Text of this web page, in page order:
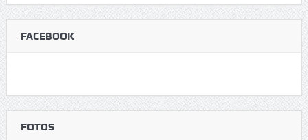
FACEBOOK
FOTOS